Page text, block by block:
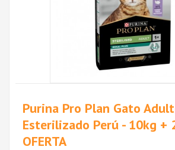
Purina Pro Plan Gato
Esterilizado Perú - 10kg +
OFERTA